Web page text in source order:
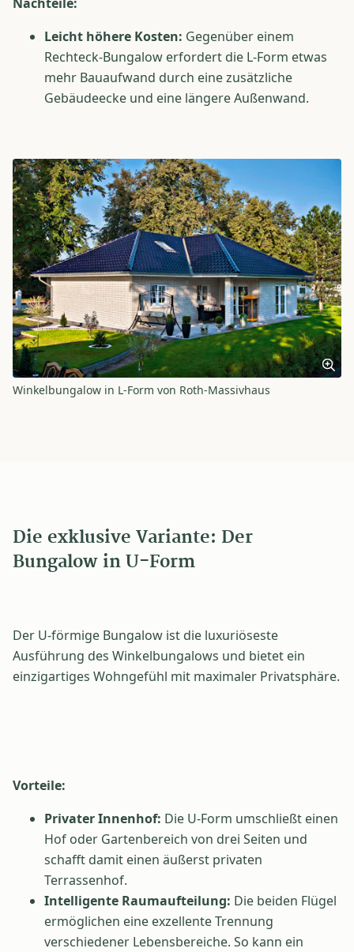
Leicht höhere Kosten: Gegenüber einem
Rechteck-Bungalow erfordert die L-Form etwas
mehr Bauaufwand durch eine zusätzliche
Gebäudeecke und eine längere Außenwand.
Winkelbungalow in L-Form von Roth-Massivhaus
Die exklusive Variante: Der
Bungalow in U-Form
Der U-förmige Bungalow ist die luxuriöseste
Ausführung des Winkelbungalows und bietet ein
einzigartiges Wohngefühl mit maximaler Privatsphäre.
Vorteile:
Privater Innenhof: Die U-Form umschließt einen
Hof oder Gartenbereich von drei Seiten und
schafft damit einen äußerst privaten
Terrassenhof.
Intelligente Raumaufteilung: Die beiden Flügel
ermöglichen eine exzellente Trennung
verschiedener Lebensbereiche. So kann ein